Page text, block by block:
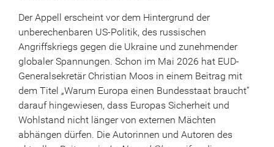
Der Appell erscheint vor dem Hintergrund der
unberechenbaren US-Politik, des russischen
Angriffskriegs gegen die Ukraine und zunehmender
globaler Spannungen. Schon im Mai 2026 hat EUD-
Generalsekretär Christian Moos in einem Beitrag mit
dem Titel „Warum Europa einen Bundesstaat braucht“
darauf hingewiesen, dass Europas Sicherheit und
Wohlstand nicht länger von externen Mächten
abhängen dürfen. Die Autorinnen und Autoren des